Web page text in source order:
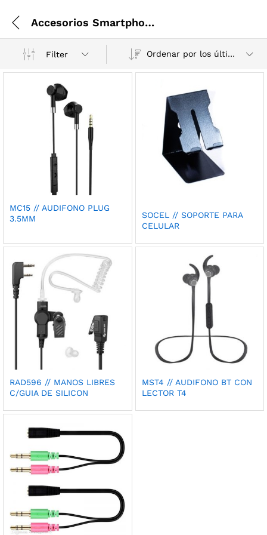
Accesorios Smartphone y Moviles
Filter Ordenar por los últimos
MC15 // AUDIFONO PLUG
3.5MM
SOCEL // SOPORTE PARA
CELULAR
RAD596 // MANOS LIBRES
C/GUIA DE SILICON
MST4 // AUDIFONO BT CON
LECTOR T4